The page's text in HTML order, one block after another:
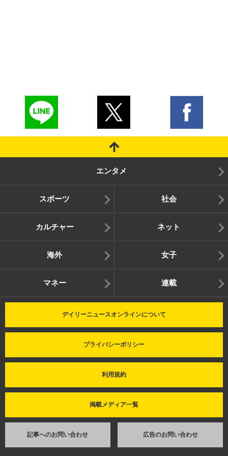
エンタメ
スポーツ 社会
カルチャー ネット
海外 女子
マネー 連載
デイリーニュースオンラインについて
プライバシーポリシー
利用規約
掲載メディア一覧
記事へのお問い合わせ 広告のお問い合わせ